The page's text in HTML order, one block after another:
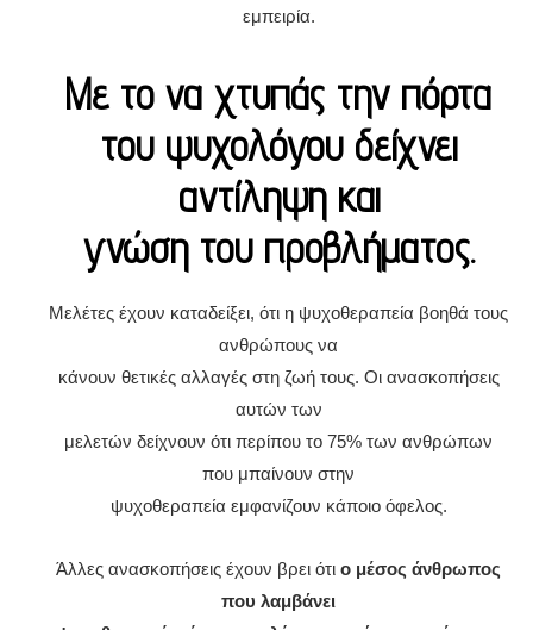
εμπειρία.
Με το να χτυπάς την πόρτα
του ψυχολόγου δείχνει
αντίληψη και
γνώση του προβλήματος.
Μελέτες έχουν καταδείξει, ότι η ψυχοθεραπεία βοηθά τους
ανθρώπους να
κάνουν θετικές αλλαγές στη ζωή τους. Οι ανασκοπήσεις
αυτών των
μελετών δείχνουν ότι περίπου το 75% των ανθρώπων
που μπαίνουν στην
ψυχοθεραπεία εμφανίζουν κάποιο όφελος.
Άλλες ανασκοπήσεις έχουν βρει ότι ο μέσος άνθρωπος
που λαμβάνει